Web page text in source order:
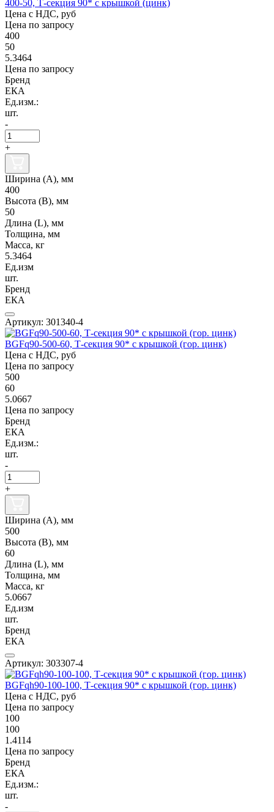
400-50, Т-секция 90* с крышкой (цинк)
Цена с НДС, руб
Цена по запросу
400
50
5.3464
Цена по запросу
Бренд
ЕКА
Ед.изм.:
шт.
-
+
Ширина (А), мм
400
Высота (В), мм
50
Длина (L), мм
Толщина, мм
Масса, кг
5.3464
Ед.изм
шт.
Бренд
ЕКА
Артикул: 301340-4
BGFq90-500-60, Т-секция 90* с крышкой (гор. цинк)
Цена с НДС, руб
Цена по запросу
500
60
5.0667
Цена по запросу
Бренд
ЕКА
Ед.изм.:
шт.
-
+
Ширина (А), мм
500
Высота (В), мм
60
Длина (L), мм
Толщина, мм
Масса, кг
5.0667
Ед.изм
шт.
Бренд
ЕКА
Артикул: 303307-4
BGFqh90-100-100, Т-секция 90* с крышкой (гор. цинк)
Цена с НДС, руб
Цена по запросу
100
100
1.4114
Цена по запросу
Бренд
ЕКА
Ед.изм.:
шт.
-